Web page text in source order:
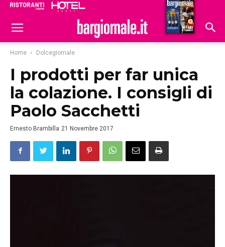
Hoteldomani
Home Dolcegiornale
I prodotti per far unica
la colazione. I consigli di
Paolo Sacchetti
Ernesto Brambilla 21 Novembre 2017